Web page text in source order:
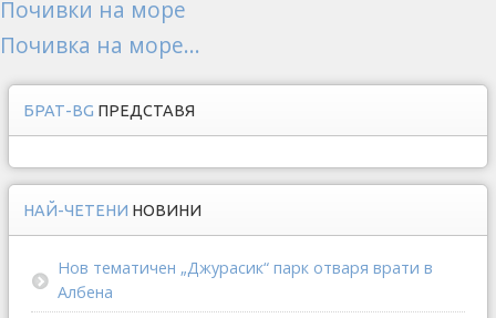
Почивки на море
Почивка на море...
БРАТ-BG ПРЕДСТАВЯ
НАЙ-ЧЕТЕНИ НОВИНИ
Нов тематичен „Джурасик“ парк отваря врати в
Албена